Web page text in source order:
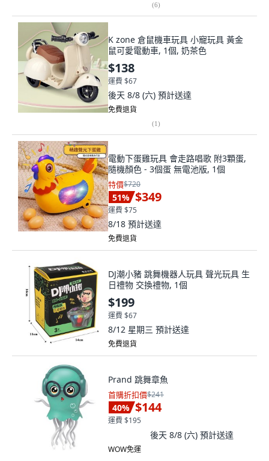
(6)
K zone 倉鼠機車玩具 小寵玩具 黃金
鼠可愛電動車, 1個, 奶茶色
$138
運費 $67
後天 8/8 (六) 預計送達
免費退貨
(1)
電動下蛋雞玩具 會走路唱歌 附3顆蛋,
隨機顏色 - 3個蛋 無電池版, 1個
特價$720
51% $349
運費 $75
8/18 預計送達
免費退貨
DJ潮小豬 跳舞機器人玩具 聲光玩具 生
日禮物 交換禮物, 1個
$199
運費 $67
8/12 星期三 預計送達
免費退貨
Prand 跳舞章魚
首購折扣價$241
40% $144
運費 $195
後天 8/8 (六) 預計送達
WOW免運